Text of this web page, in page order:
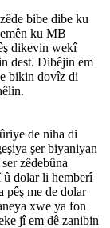
bibe dibe ku
ku MB
dikevin wekî
dest. Dibêjin em
bikin dovîz di
de niha di
şer biyaniyan
zêdebûna
dolar li hemberî
me de dolar
xwe ya fon
jî em dê zanibin